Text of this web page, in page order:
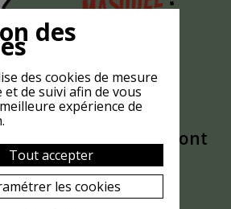
d'unclin d'oeilà la
a glissé du front
qu'unesuper
des
des cookies de mesure
et de suivi afin de vous
expérience de
Tout accepter
les cookies